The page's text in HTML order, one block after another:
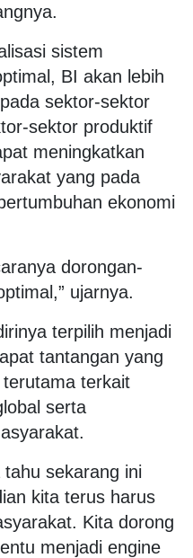
sistem
BI akan lebih
sektor-sektor
sektor produktif
meningkatkan
yang pada
ekonomi
dorongan-
ujarnya.
terpilih menjadi
tantangan yang
terkait
serta
sekarang ini
kita terus harus
Kita dorong
menjadi engine